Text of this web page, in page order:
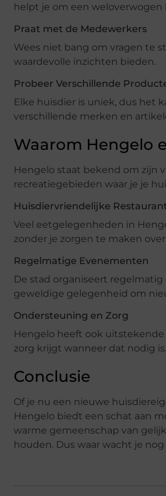
helpt je om een weloverwogen
Praat met de Medewerkers
Wees niet bang om vragen te
waardevolle inzichten bieden.
Probeer Verschillende
Elke huisdier is uniek, dus het
verschillende merken en
Waarom Hengelo
Hengelo staat bekend om zijn
recreatiegebieden waar je je
Huisdiervriendelijke
Veel eetgelegenheden in
zonder je zorgen te maken
Regelmatige Evenementen
De stad organiseert
geweldige gelegenheid om
Ondersteuning en Zorg
Hengelo heeft ook
zorg krijgt wanneer dat nodig is.
Conclusie
Of je nu een nieuwe
Hengelo biedt een schat aan
warme gemeenschap van
houden. Dus waar wacht je